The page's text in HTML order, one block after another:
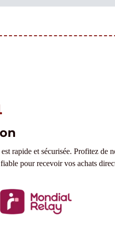
rapide et sécurisée. Profitez de
pour recevoir vos achats